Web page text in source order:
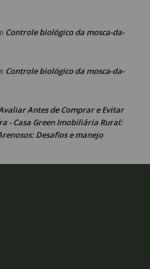
Controle biológico da mosca-da-
Controle biológico da mosca-da-
Antes de Comprar e Evitar
- Casa Green Imobiliária Rural:
Desafios e manejo